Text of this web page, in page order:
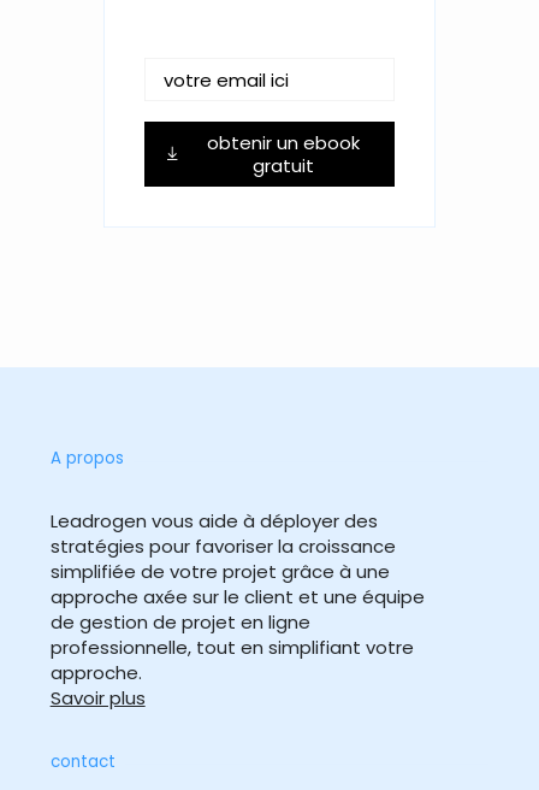
obtenir un ebook
gratuit
A propos
Leadrogen vous aide à déployer des
stratégies pour favoriser la croissance
simplifiée de votre projet grâce à une
approche axée sur le client et une équipe
de gestion de projet en ligne
professionnelle, tout en simplifiant votre
approche.
Savoir plus
contact